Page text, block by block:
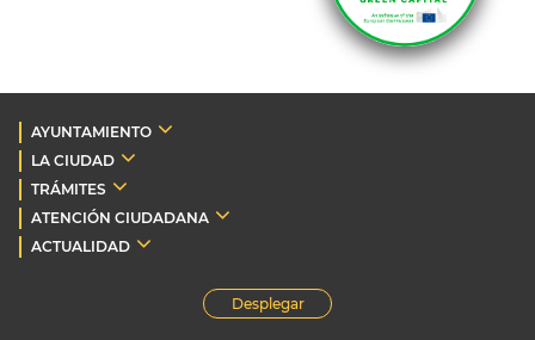
AYUNTAMIENTO
LA CIUDAD
TRÁMITES
ATENCIÓN CIUDADANA
ACTUALIDAD
Desplegar